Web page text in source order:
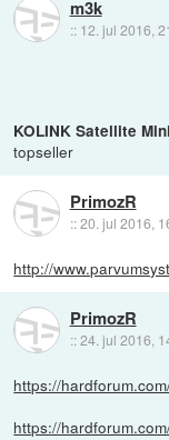
m3k
:: 12. jul 2016,
KOLINK Satellite
topseller
PrimozR
::20. jul 2016,
http://
PrimozR
::24. jul 2016,
https://
https://